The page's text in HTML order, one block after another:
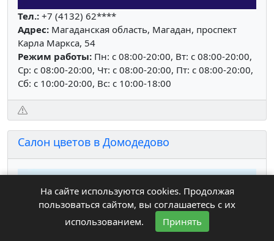
Тел.: +7 (4132) 62****
Адрес: Магаданская область, Магадан, проспект
Карла Маркса, 54
Режим работы: Пн: c 08:00-20:00, Вт: c 08:00-20:00,
Ср: c 08:00-20:00, Чт: c 08:00-20:00, Пт: c 08:00-20:00,
Сб: c 10:00-20:00, Вс: c 10:00-18:00
Салон цветов в Домодедово
На сайте используются cookies. Продолжая
пользоваться сайтом, вы соглашаетесь с их
использованием.
Принять